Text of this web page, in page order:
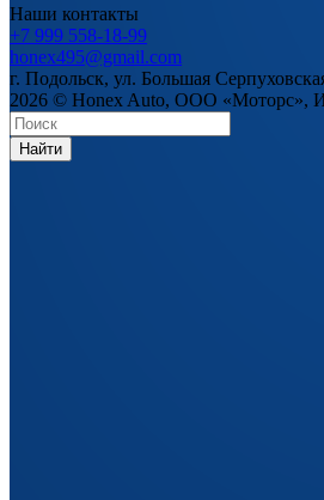
Наши контакты
+7 999 558-18-99
honex495@gmail.com
г. Подольск, ул. Большая
2026 © Honex Auto, ООО «Моторс»,
Найти